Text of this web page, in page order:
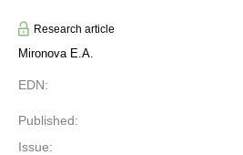
Research article
Mironova E.A.
EDN:
Published:
Issue: